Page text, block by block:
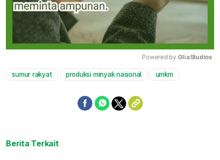
Mute
Powered by GliaStudios
sumur rakyat produksi minyak nasional umkm
Berita Terkait